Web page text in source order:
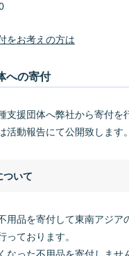
をお考えの方は
への寄付
支援団体へ弊社から寄付を
活動報告にて公開致します。
ついて
用品を寄付して東南アジア
っております。